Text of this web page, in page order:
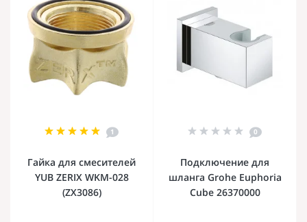
1
Гайка для смесителей
YUB ZERIX WKM-028
(ZX3086)
0
Подключение для
шланга Grohe Euphoria
Cube 26370000